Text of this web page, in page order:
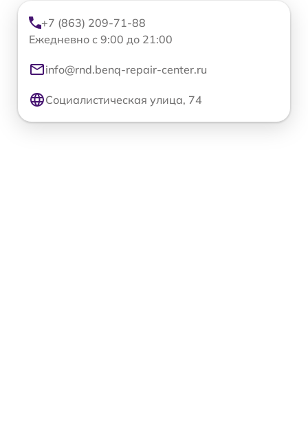
+7 (863) 209-71-88
Ежедневно с 9:00 до 21:00
info@rnd.benq-repair-center.ru
Социалистическая улица, 74